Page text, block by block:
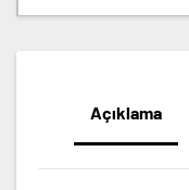
Açıklama